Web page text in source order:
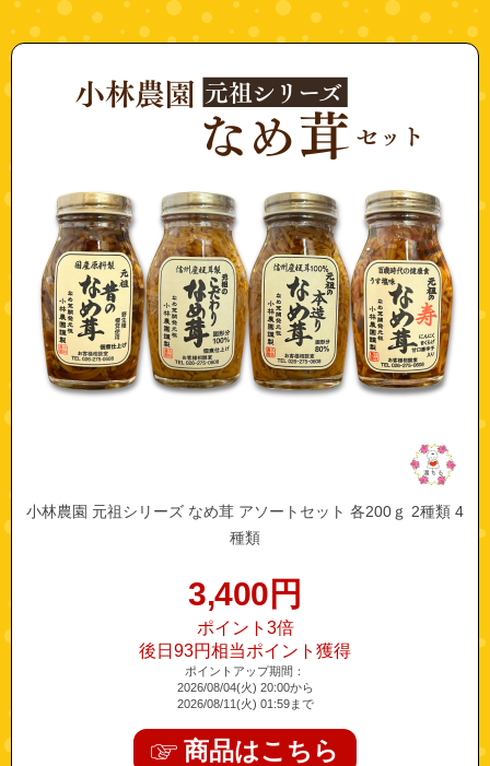
"koba-b071wc5gvf-4"
小林農園 元祖シリーズ なめ茸 アソートセット 各200ｇ 2種類 4
種類
3,400 円
ポイント3倍
後日93円相当ポイント獲得
ポイントアップ期間：
2026/08/04(火) 20:00から
2026/08/11(火) 01:59まで
商品はこちら